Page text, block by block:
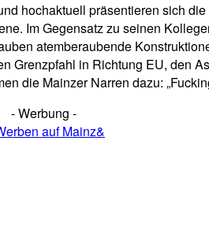
hochaktuell präsentieren sich
Im Gegensatz zu seinen
atemberaubende
Grenzpfahl in Richtung EU, den
die Mainzer Narren dazu:
- Werbung -